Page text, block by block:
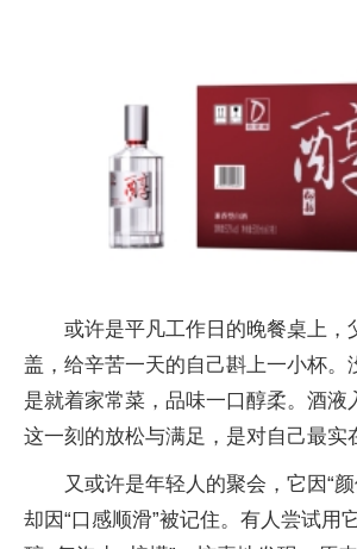
或许是平凡工作日的晚餐桌上，
盖，给辛苦一天的自己斟上一小杯。
是就着家常菜，品味一口醇柔。酒液
这一刻的放松与满足，是对自己最实
又或许是年轻人的聚会，它因“颜
却因“口感顺滑”被记住。有人尝试用